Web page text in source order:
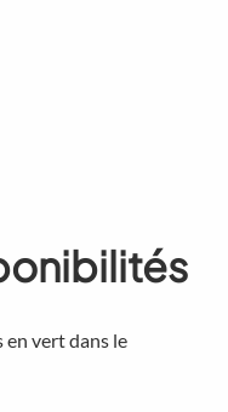
vert dans le